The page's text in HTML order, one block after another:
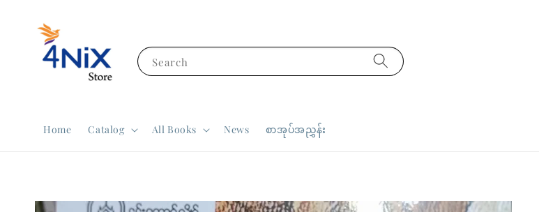
Search
Home Catalog All Books News စာအုပ်အညွှန်း